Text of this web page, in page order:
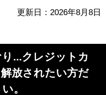
更新日：2026年8月8日
り...クレジットカ
放されたい方だ
。